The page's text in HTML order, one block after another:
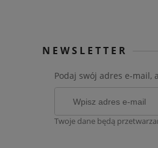
NEWSLETTER
Podaj swój adres e-mail,
Twoje dane będą